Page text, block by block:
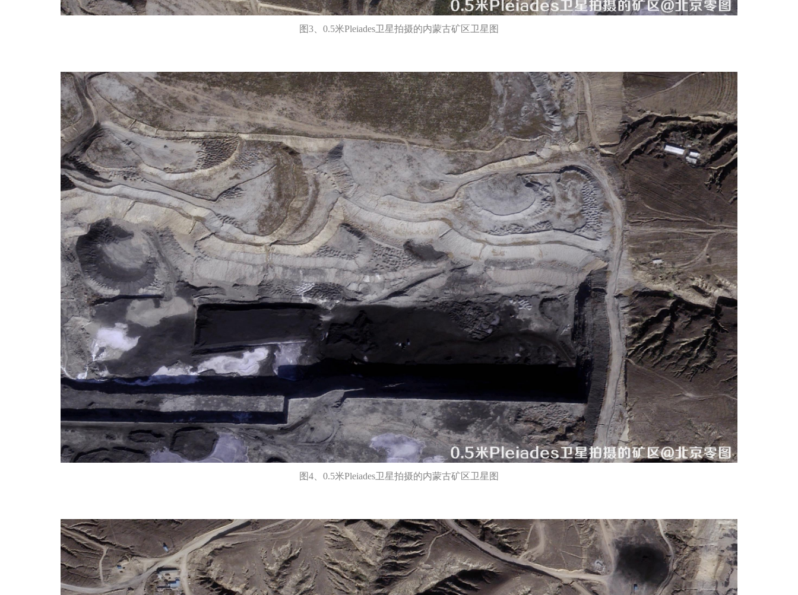
图3、0.5米Pleiades卫星拍摄的内蒙古矿区卫星图
图4、0.5米Pleiades卫星拍摄的内蒙古矿区卫星图